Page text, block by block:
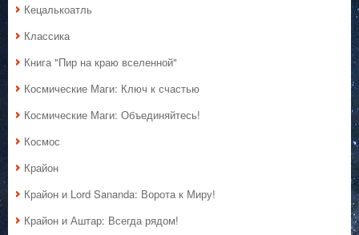
Кецалькоатль
Классика
Книга "Пир на краю вселенной"
Космические Маги: Ключ к счастью
Космические Маги: Объединяйтесь!
Космос
Крайон
Крайон и Lord Sananda: Ворота к Миру!
Крайон и Аштар: Всегда рядом!